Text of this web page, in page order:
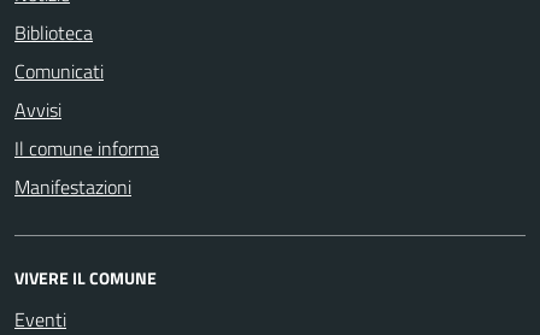
Biblioteca
Comunicati
Avvisi
Il comune informa
Manifestazioni
VIVERE IL COMUNE
Eventi